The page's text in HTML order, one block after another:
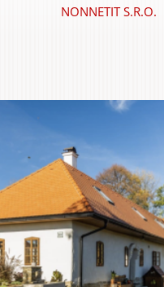
NONNETIT S.R.O.